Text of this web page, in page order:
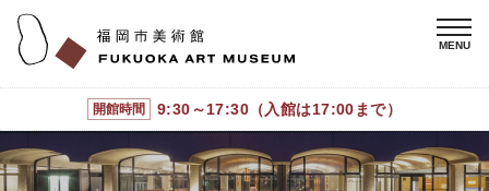
開館時間 9:30～17:30（入館は17:00まで）